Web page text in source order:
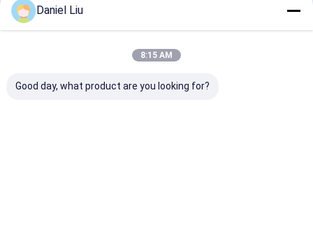
Startseite
Wenyao Intelligent Photoelectronic Technology Co., Ltd. All Rights
Reserved.
Daniel Liu
8:15 AM
Good day, what product are you looking for?